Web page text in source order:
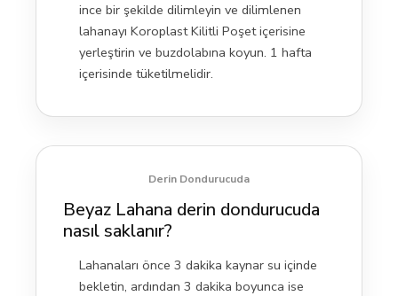
ince bir şekilde dilimleyin ve dilimlenen
lahanayı Koroplast Kilitli Poşet içerisine
yerleştirin ve buzdolabına koyun. 1 hafta
içerisinde tüketilmelidir.
Derin Dondurucuda
Beyaz Lahana derin dondurucuda
nasıl saklanır?
Lahanaları önce 3 dakika kaynar su içinde
bekletin, ardından 3 dakika boyunca ise